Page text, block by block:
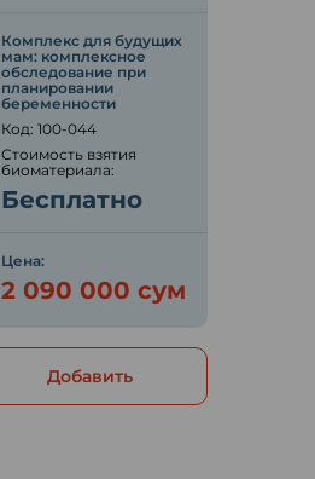
Комплекс для будущих
мам: комплексное
обследование при
планировании
беременности
Код: 100-044
Стоимость взятия
биоматериала:
Бесплатно
Цена:
2 090 000 сум
Добавить